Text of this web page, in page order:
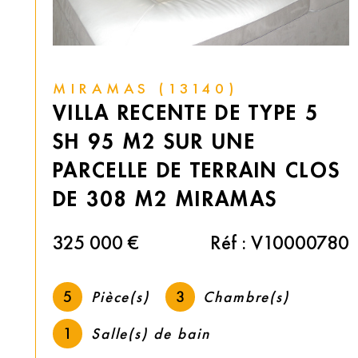
DE TYPE 5
UNE
TERRAIN CLOS
Réf : V10000780
Chambre(s)
ISTRES
MAISON T5
103 M2/350
GARAGE
366 000 €